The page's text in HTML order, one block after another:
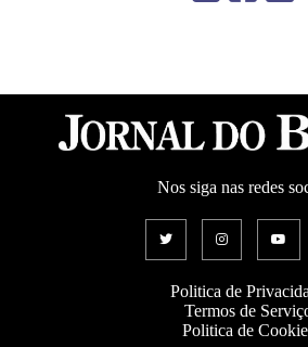
Nos siga nas redes
Politica de
Termos de
Politica de